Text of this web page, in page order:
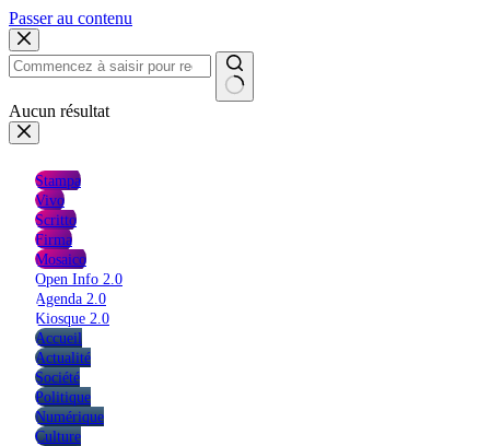
Passer au contenu
Aucun résultat
Stampa
Vivo
Scritto
Firma
Mosaico
Open Info 2.0
Agenda 2.0
Kiosque 2.0
Accueil
Actualité
Société
Politique
Numérique
Culture